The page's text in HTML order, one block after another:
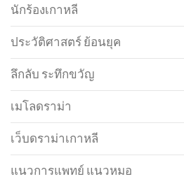
นักร้องเกาหลี
ประวัติศาสตร์ ย้อนยุค
ลึกลับ ระทึกขวัญ
เมโลดราม่า
เว็บดราม่าเกาหลี
แนวการแพทย์ แนวหมอ